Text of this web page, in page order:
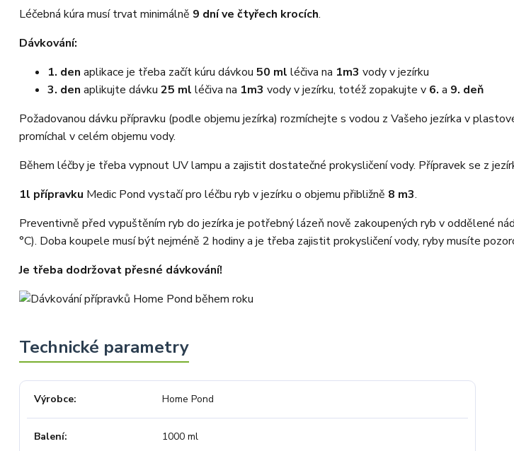
Léčebná kúra musí trvat minimálně 9 dní ve čtyřech krocích.
Dávkování:
1. den aplikace je třeba začít kúru dávkou 50 ml léčiva na 1m3 vody v jezírku
3. den aplikujte dávku 25 ml léčiva na 1m3 vody v jezírku, totéž zopakujte v 6. a 9. deň
Požadovanou dávku přípravku (podle objemu jezírka) rozmíchejte s vodou z Vašeho jezírka v
promíchal v celém objemu vody.
Během léčby je třeba vypnout UV lampu a zajistit dostatečné prokysličení vody. Přípravek se z
1l přípravku Medic Pond vystačí pro léčbu ryb v jezírku o objemu přibližně 8 m3.
Preventivně před vypuštěním ryb do jezírka je potřebný lázeň nově zakoupených ryb v oddělené
°C). Doba koupele musí být nejméně 2 hodiny a je třeba zajistit prokysličení vody, ryby musíte
Je třeba dodržovat přesné dávkování!
Výrobce Home Pond
Balení 1000 ml